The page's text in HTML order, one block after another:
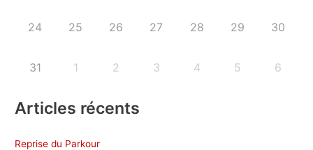
24 25 26 27 28 29 30
31 1 2 3 4 5 6
Articles récents
Reprise du Parkour